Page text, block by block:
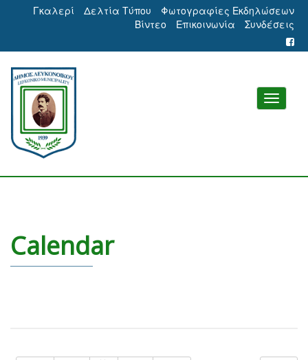
Γκαλερί Δελτία Τύπου
Φωτογραφίες Εκδηλώσεων
Βίντεο
Επικοινωνία Συνδέσεις
Calendar